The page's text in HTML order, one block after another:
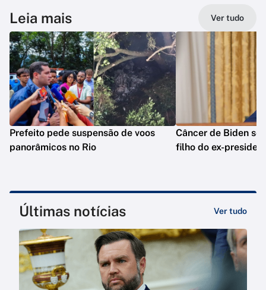
Leia mais Ver tudo
Prefeito pede suspensão de voos
panorâmicos no Rio
Câncer de Biden se
filho do ex-
Últimas notícias Ver tudo